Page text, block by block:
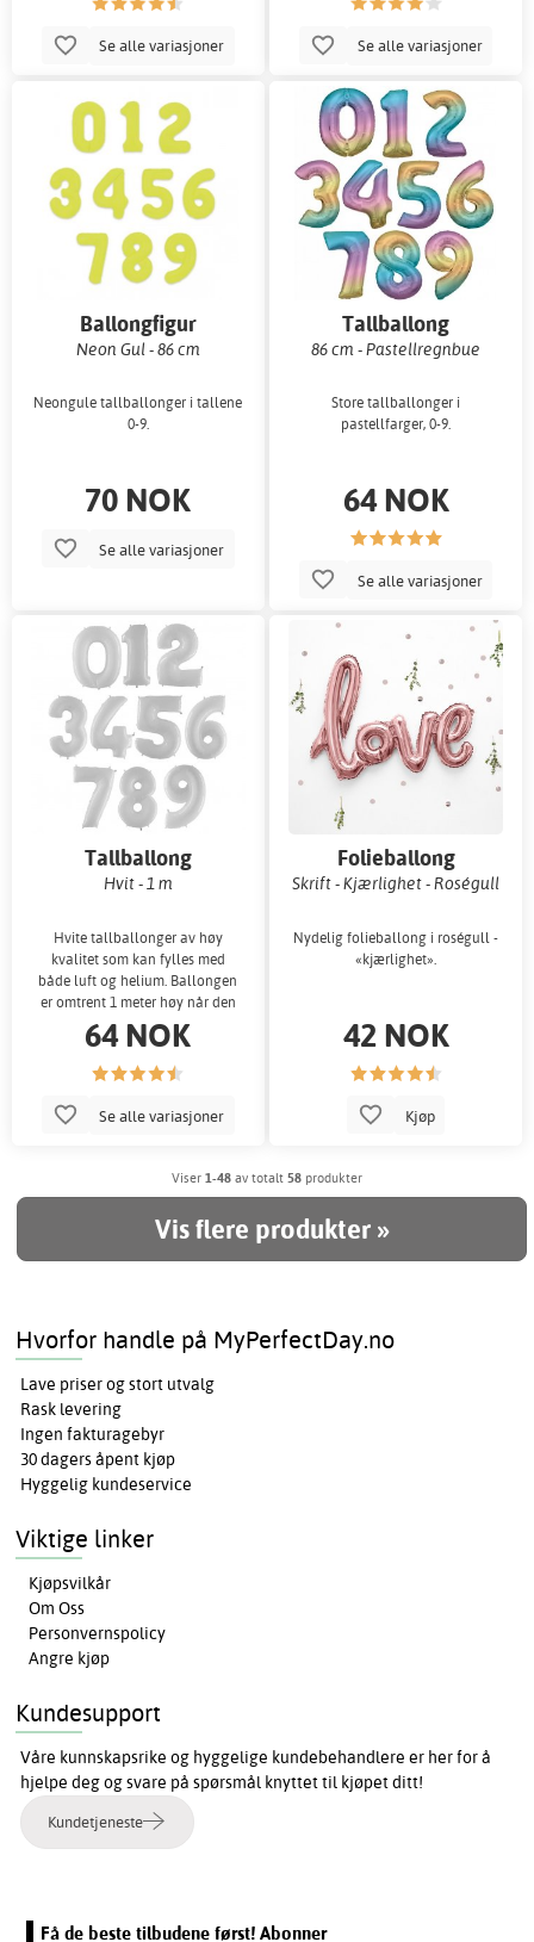
Se alle variasjoner Se alle variasjoner
Ballongfigur
Neon Gul - 86 cm
Neongule tallballonger i tallene
0-9.
70 NOK
Se alle variasjoner
Tallballong
86 cm - Pastellregnbue
Store tallballonger i
pastellfarger, 0-9.
64 NOK
Se alle variasjoner
Tallballong
Hvit - 1 m
Hvite tallballonger av høy
kvalitet som kan fylles med
både luft og helium. Ballongen
er omtrent 1 meter høy når den
er oppblås
64 NOK
Se alle variasjoner
Folieballong
Skrift - Kjærlighet - Roségull
Nydelig folieballong i roségull -
«kjærlighet».
42 NOK
Kjøp
Viser 1-48 av totalt 58 produkter
Vis flere produkter »
Hvorfor handle på MyPerfectDay.no
Lave priser og stort utvalg
Rask levering
Ingen fakturagebyr
30 dagers åpent kjøp
Hyggelig kundeservice
Viktige linker
Kjøpsvilkår
Om Oss
Personvernspolicy
Angre kjøp
Kundesupport
Våre kunnskapsrike og hyggelige kundebehandlere er her for å
hjelpe deg og svare på spørsmål knyttet til kjøpet ditt!
Kundetjeneste
Få de beste tilbudene først! Abonner